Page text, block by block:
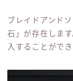
ブレイドアンド
石」が存在しま
入することができ